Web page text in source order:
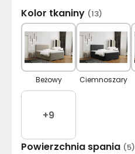
Kolor tkaniny (13)
Beżowy Ciemnoszary
+9
Powierzchnia spania (5)